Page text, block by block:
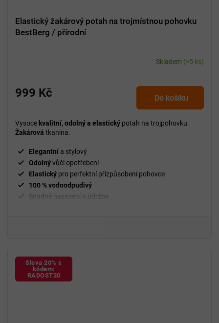
Elastický žakárový potah na trojmístnou pohovku
BestBerg / přírodní
Skladem (>5 ks)
999 Kč Do košíku
Vysoce kvalitní, odolný a elastický potah na trojpohovku.
Žakárová tkanina.
Elegantní a stylový
Odolnývůči opotřebení
Elastický pro perfektní přizpůsobení pohovce
100 % vodoodpudivý
Snadné nasazení a údržba
Sleva 20% s
kódem:
RADOST20